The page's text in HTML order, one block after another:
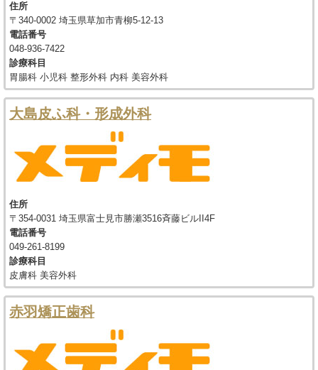
住所
〒340-0002 埼玉県草加市青柳5-12-13
電話番号
048-936-7422
診療科目
胃腸科 小児科 整形外科 内科 美容外科
大島皮ふ科・形成外科
住所
〒354-0031 埼玉県富士見市勝瀬3516斉藤ビルII4F
電話番号
049-261-8199
診療科目
皮膚科 美容外科
赤羽矯正歯科